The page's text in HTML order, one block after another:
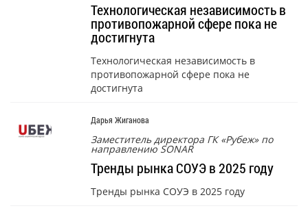
Технологическая независимость в
противопожарной сфере пока не
достигнута
Технологическая независимость в
противопожарной сфере пока не
достигнута
Дарья Жиганова
Заместитель директора ГК «Рубеж» по
направлению SONAR
Тренды рынка СОУЭ в 2025 году
Тренды рынка СОУЭ в 2025 году